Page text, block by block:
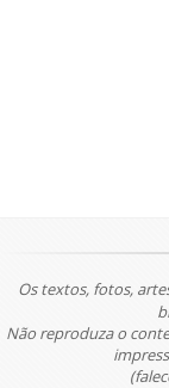
Os textos, fotos,
Não reproduza o